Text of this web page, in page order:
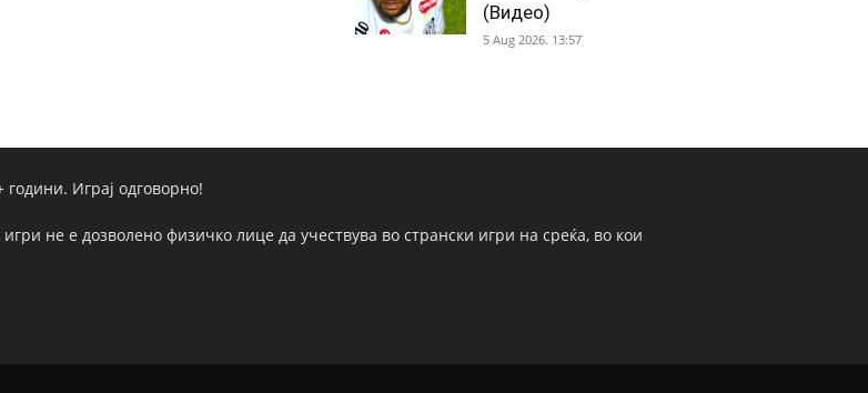
(Видео)
5 Aug 2026. 13:57
Играј одговорно!
не е дозволено физичко лице да учествува во странски игри на среќа, во кои